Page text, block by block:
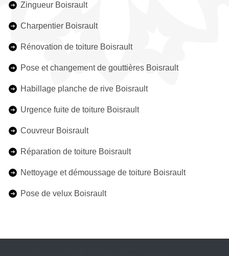
Zingueur Boisrault
Charpentier Boisrault
Rénovation de toiture Boisrault
Pose et changement de gouttières Boisrault
Habillage planche de rive Boisrault
Urgence fuite de toiture Boisrault
Couvreur Boisrault
Réparation de toiture Boisrault
Nettoyage et démoussage de toiture Boisrault
Pose de velux Boisrault